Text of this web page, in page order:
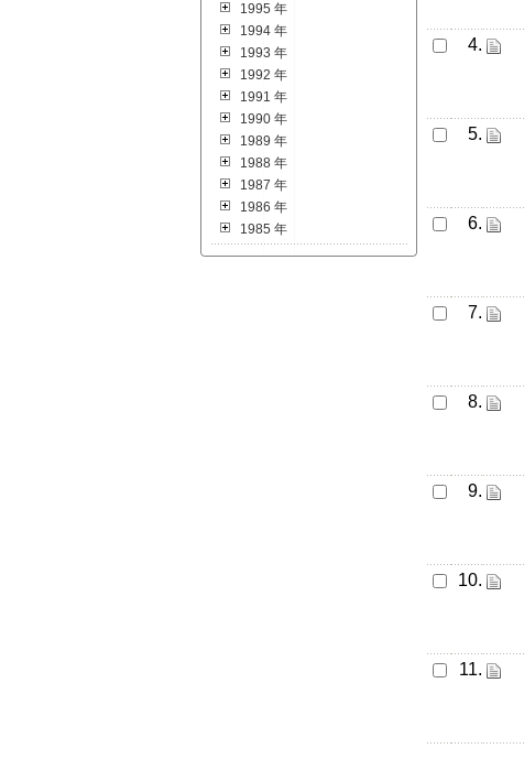
1995 年
1994 年
1993 年
1992 年
1991 年
1990 年
1989 年
1988 年
1987 年
1986 年
1985 年
4.
5.
6.
7.
8.
9.
10.
11.